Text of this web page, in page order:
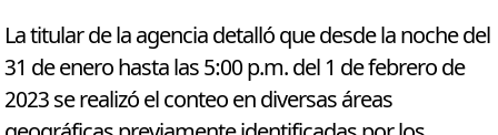
La titular de la agencia detalló que desde la noche del
31 de enero hasta las 5:00 p.m. del 1 de febrero de
2023 se realizó el conteo en diversas áreas